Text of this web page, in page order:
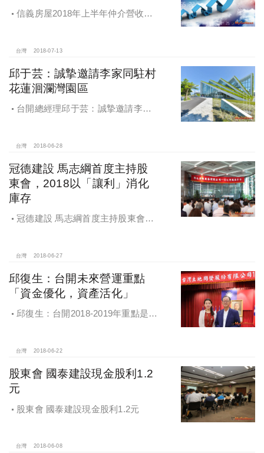
信義房屋2018年上半年仲介營收大
台灣 2018-07-13
邱于芸：誠摯邀請李家同駐村
花蓮洄瀾灣園區
台開總經理邱于芸：誠摯邀請李家
台灣 2018-06-28
冠德建設 馬志綱首度主持股
東會，2018以「讓利」消化
庫存
冠德建設 馬志綱首度主持股東會，
台灣 2018-06-27
邱復生：台開未來營運重點
「資金優化，資產活化」
邱復生：台開2018-2019年重點是，
台灣 2018-06-22
股東會 國泰建設現金股利1.2
元
股東會 國泰建設現金股利1.2元
台灣 2018-06-08